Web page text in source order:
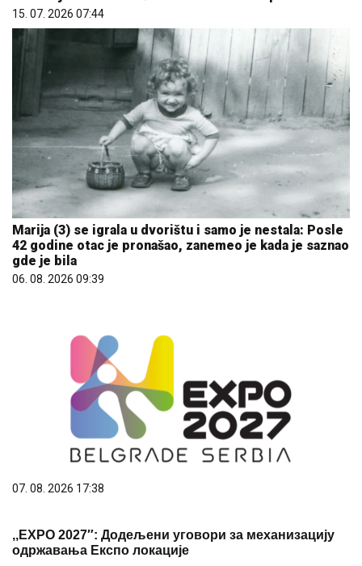
15. 07. 2026 07:44
Marija (3) se igrala u dvorištu i samo je nestala: Posle
42 godine otac je pronašao, zanemeo je kada je saznao
gde je bila
06. 08. 2026 09:39
07. 08. 2026 17:38
,,ЕXPO 2027″: Додељени уговори за механизацију
одржавања Експо локације